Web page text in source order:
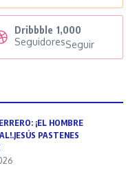
Dribbble 1,000
SeguidoresSeguir
¡EL HOMBRE
PASTENES